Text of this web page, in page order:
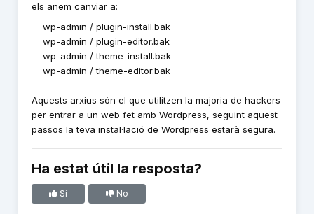
els anem canviar a:
wp-admin / plugin-install.bak
wp-admin / plugin-editor.bak
wp-admin / theme-install.bak
wp-admin / theme-editor.bak
Aquests arxius són el que utilitzen la majoria de hackers
per entrar a un web fet amb Wordpress, seguint aquest
passos la teva instal·lació de Wordpress estarà segura.
Ha estat útil la resposta?
Si No